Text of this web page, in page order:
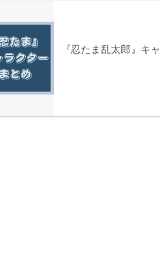
『忍たま乱太郎』